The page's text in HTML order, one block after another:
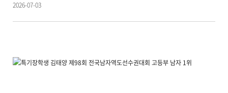
2026-07-03